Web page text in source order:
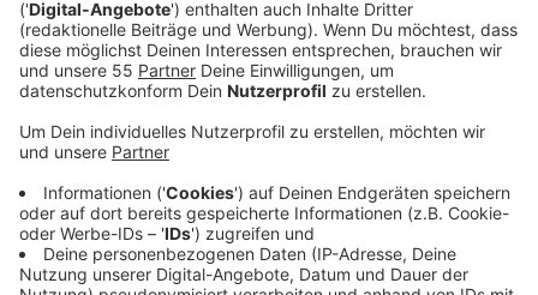
innovatives Onlineportal, das von der NRW-
Landesregierung ins Leben gerufen wurde, um
Jugendlichen die Möglichkeit zu bieten, während der
Ferien praktische Berufserfahrungen zu sammeln. Ziel
ist es, eine unkomplizierte Möglichkeit zu bieten,
verschiedene Berufsfelder kennenzulernen und erste
Kontakte zu knüpfen, ohne den Aufwand einer
vollständigen Bewerbung.
Anzeige